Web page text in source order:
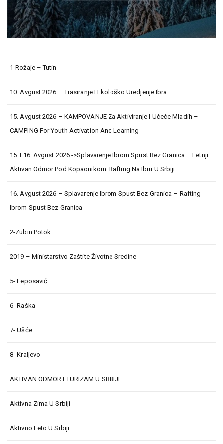
1-Rožaje – Tutin
10. Avgust 2026 – Trasiranje I Ekološko Uredjenje Ibra
15. Avgust 2026 – KAMPOVANJE Za Aktiviranje I Učeće Mladih –
CAMPING For Youth Activation And Learning
15. I 16. Avgust 2026 ->Splavarenje Ibrom Spust Bez Granica – Letnji
Aktivan Odmor Pod Kopaonikom: Rafting Na Ibru U Srbiji
16. Avgust 2026 – Splavarenje Ibrom Spust Bez Granica – Rafting
Ibrom Spust Bez Granica
2-Zubin Potok
2019 – Ministarstvo Zaštite Životne Sredine
5- Leposavić
6- Raška
7- Ušće
8- Kraljevo
AKTIVAN ODMOR I TURIZAM U SRBIJI
Aktivna Zima U Srbiji
Aktivno Leto U Srbiji